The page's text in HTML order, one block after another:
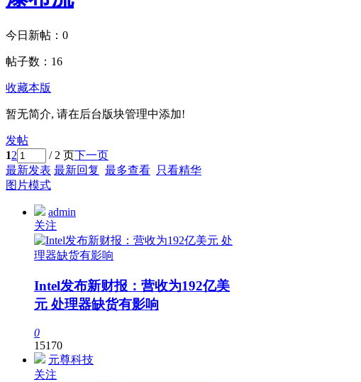
今日新帖： 0
帖子数： 16
收藏本版
暂无简介, 请在后台版块管理中添加!
发帖
12 / 2 页下一页
最新发表 最新回复 最多查看 只看精华
图片模式
admin
关注
Intel发布新财报：营收为192亿美
元 处理器缺货有影响
0
15170
元尊科技
关注